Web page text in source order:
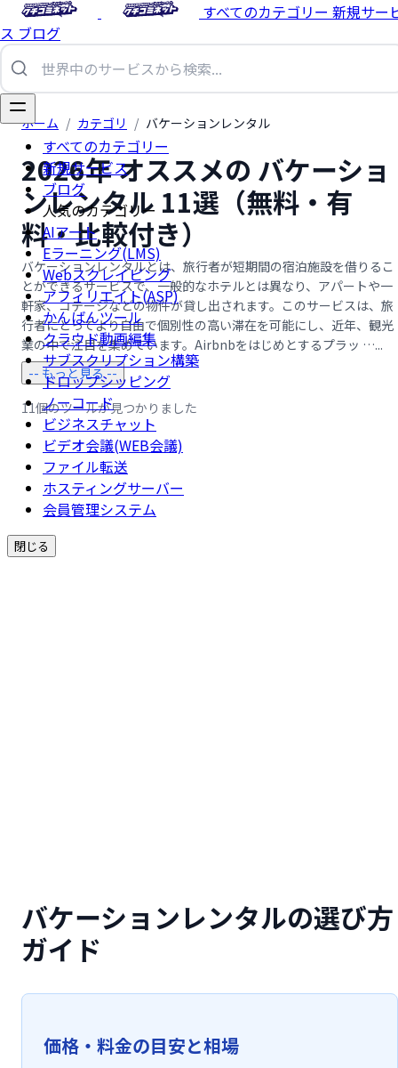
すべてのカテゴリー 新規サー
ス ブログ
すべてのカテゴリー
新規サービス
ブログ
人気のカテゴリー
AIアート
Eラーニング(LMS)
Webスクレイピング
アフィリエイト(ASP)
かんばんツール
クラウド動画編集
サブスクリプション構築
ドロップシッピング
ノーコード
ビジネスチャット
ビデオ会議(WEB会議)
ファイル転送
ホスティングサーバー
会員管理システム
閉じる
ホーム / カテゴリ / バケーションレンタル
2026年 オススメの バケーショ
ンレンタル 11選（無料・有
料・比較付き）
バケーションレンタルとは、旅行者が短期間の宿泊施設を借りるこ
とができるサービスで、一般的なホテルとは異なり、アパートや一
軒家、コテージなどの物件が貸し出されます。このサービスは、旅
行者にとってより自由で個別性の高い滞在を可能にし、近年、観光
業の中で注目を集めています。Airbnbをはじめとするプラッ …...
-- もっと見る --
11個のツールが見つかりました
バケーションレンタルの選び方
ガイド
価格・料金の目安と相場